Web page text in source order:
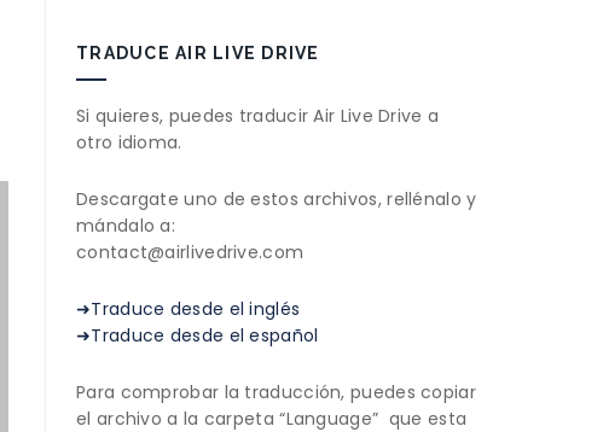
TRADUCE AIR LIVE DRIVE
Si quieres, puedes traducir Air Live Drive a
otro idioma.
Descargate uno de estos archivos, rellénalo y
mándalo a:
contact@airlivedrive.com
➜Traduce desde el inglés
➜Traduce desde el español
Para comprobar la traducción, puedes copiar
el archivo a la carpeta “Language” que esta